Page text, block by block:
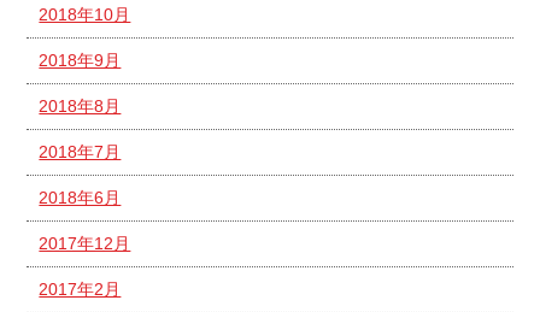
2018年10月
2018年9月
2018年8月
2018年7月
2018年6月
2017年12月
2017年2月